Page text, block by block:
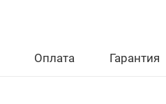
Оплата Гарантия